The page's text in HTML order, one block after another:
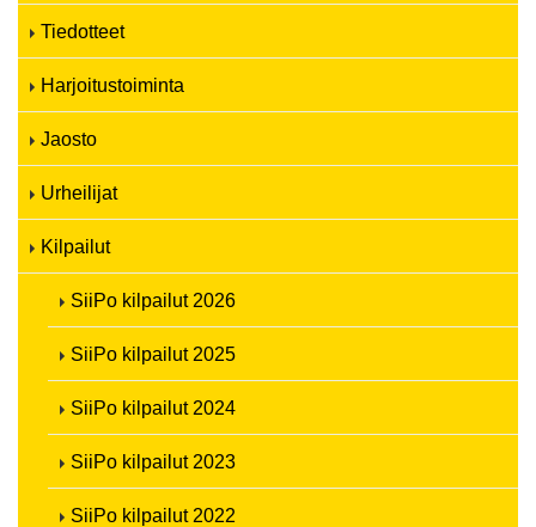
Tiedotteet
Harjoitustoiminta
Jaosto
Urheilijat
Kilpailut
SiiPo kilpailut 2026
SiiPo kilpailut 2025
SiiPo kilpailut 2024
SiiPo kilpailut 2023
SiiPo kilpailut 2022